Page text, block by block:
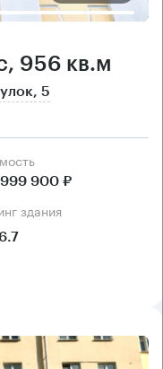
956 кв.м
5
900 ₽
здания